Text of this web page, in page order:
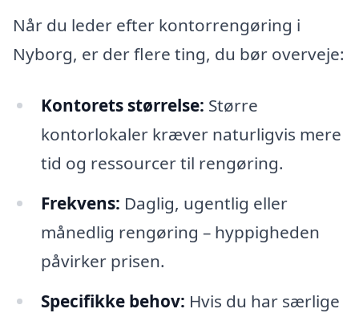
Når du leder efter kontorrengøring i
Nyborg, er der flere ting, du bør overveje:
Kontorets størrelse: Større
kontorlokaler kræver naturligvis mere
tid og ressourcer til rengøring.
Frekvens: Daglig, ugentlig eller
månedlig rengøring – hyppigheden
påvirker prisen.
Specifikke behov: Hvis du har særlige